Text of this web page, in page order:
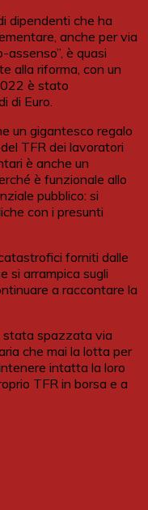
dipendenti che ha
anche per via
assenso”, è quasi
alla riforma, con un
è stato
di Euro.
un gigantesco regalo
TFR dei lavoratori
è anche un
è funzionale allo
pubblico: si
con i presunti
forniti dalle
si arrampica sugli
a raccontare la
stata spazzata via
che mai la lotta per
intatta la loro
TFR in borsa e a